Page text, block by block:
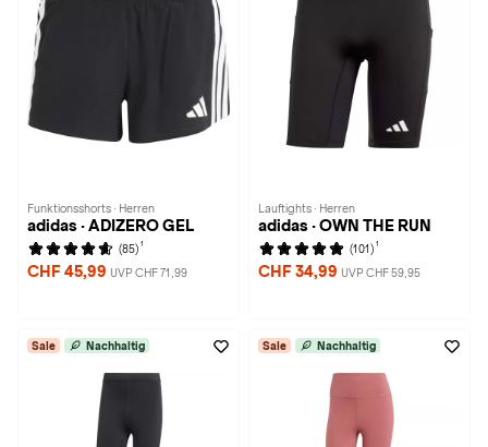
Funktionsshorts · Herren
adidas · ADIZERO GEL
(85) 1
CHF 45,99 UVP CHF 71,99
Lauftights · Herren
adidas · OWN THE RUN
(101) 1
CHF 34,99 UVP CHF 59,95
Sale Nachhaltig Sale Nachhaltig